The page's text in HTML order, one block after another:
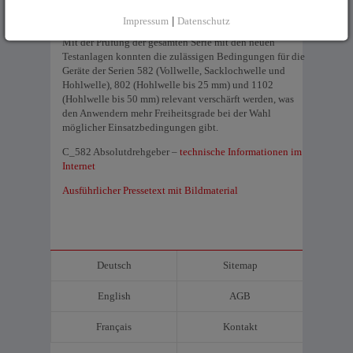
Mit der Prüfung der gesamten Serie mit den neuen
Testanlagen konnten die zulässigen Bedingungen für die
Geräte der Serien 582 (Vollwelle, Sacklochwelle und
Hohlwelle), 802 (Hohlwelle bis 25 mm) und 1102
(Hohlwelle bis 50 mm) relevant verschärft werden, was
den Anwendern mehr Freiheitsgrade bei der Wahl
möglicher Einsatzbedingungen gibt.
C_582 Absolutdrehgeber – technische Informationen im
Internet
Ausführlicher Pressetext mit Bildmaterial
Deutsch
English
Français
Sitemap
AGB
Kontakt
Impressum | Datenschutz